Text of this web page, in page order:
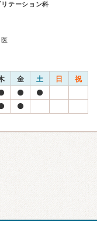
テーション科
金 土 日 祝